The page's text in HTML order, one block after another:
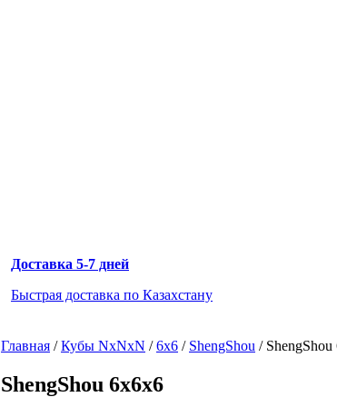
Доставка 5-7 дней
Быстрая доставка по Казахстану
Главная / Кубы NxNxN / 6x6 / ShengShou /ShengShou
ShengShou 6x6x6